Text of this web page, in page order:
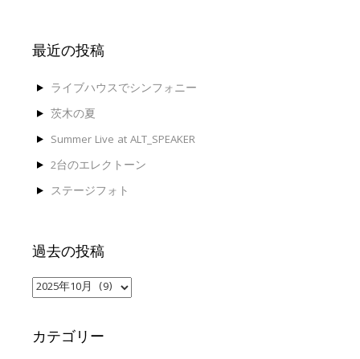
最近の投稿
ライブハウスでシンフォニー
茨木の夏
Summer Live at ALT_SPEAKER
2台のエレクトーン
ステージフォト
過去の投稿
過
去
投
稿
カテゴリー